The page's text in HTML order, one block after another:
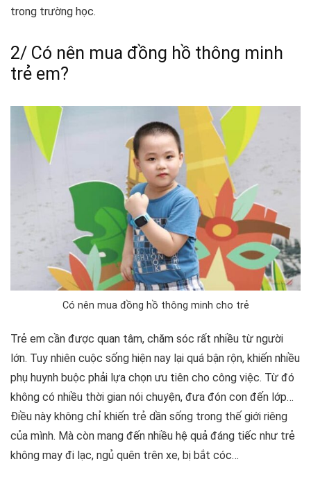
trong trường học.
2/ Có nên mua đồng hồ thông minh
trẻ em?
Có nên mua đồng hồ thông minh cho trẻ
Trẻ em cần được quan tâm, chăm sóc rất nhiều từ người
lớn. Tuy nhiên cuộc sống hiện nay lại quá bận rộn, khiến nhiều
phụ huynh buộc phải lựa chọn ưu tiên cho công việc. Từ đó
không có nhiều thời gian nói chuyện, đưa đón con đến lớp…
Điều này không chỉ khiến trẻ dần sống trong thế giới riêng
của mình. Mà còn mang đến nhiều hệ quả đáng tiếc như trẻ
không may đi lạc, ngủ quên trên xe, bị bắt cóc…